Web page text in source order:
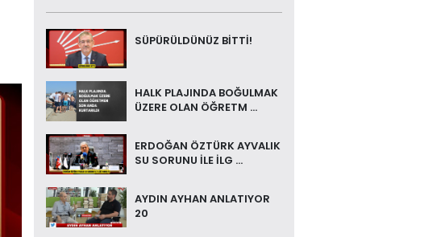
SÜPÜRÜLDÜNÜZ BİTTİ!
HALK PLAJINDA BOĞULMAK
ÜZERE OLAN ÖĞRETM ...
ERDOĞAN ÖZTÜRK AYVALIK
SU SORUNU İLE İLG ...
AYDIN AYHAN ANLATIYOR
20